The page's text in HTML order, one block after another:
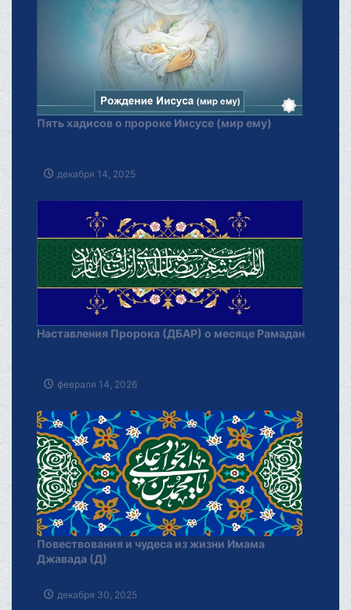
Пять хадисов о пророке Иисусе (мир ему)
декабря 14, 2025
Наставления Пророка (ДБАР) о месяце Рамадан
февраля 14, 2026
Повествования и чудеса из жизни Имама
Джавада (Д)
декабря 30, 2025